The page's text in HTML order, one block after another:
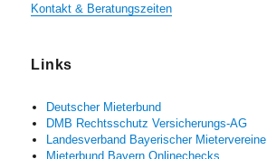
Kontakt & Beratungszeiten
Links
Deutscher Mieterbund
DMB Rechtsschutz Versicherungs-AG
Landesverband Bayerischer Mietervereine
Mieterbund Bayern Onlinechecks